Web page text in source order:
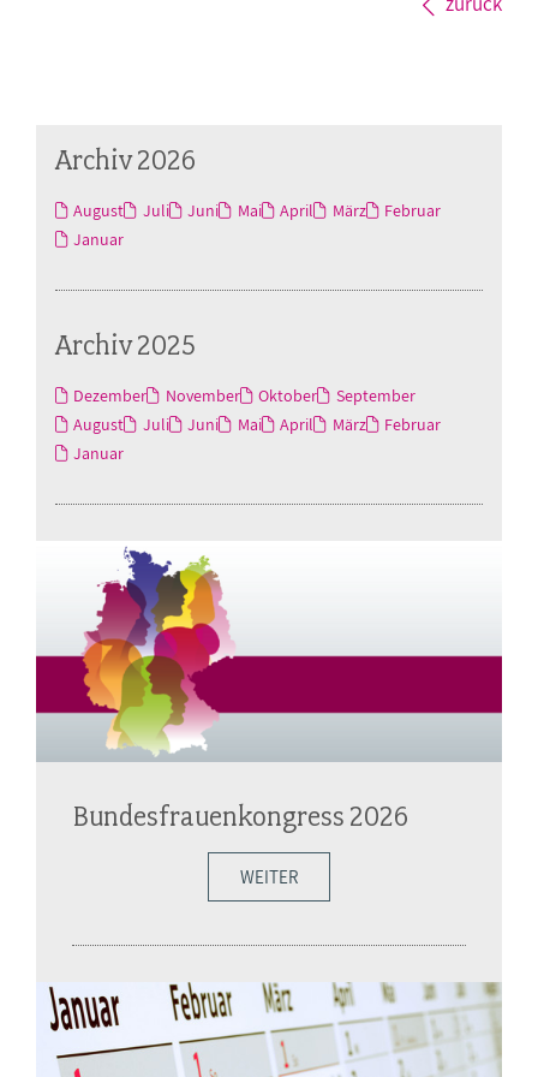
Archiv 2026
August Juli Juni Mai April März
Februar
Januar
Archiv 2025
Dezember November Oktober
September
August
Juli Juni Mai April März
Februar
Januar
Bundesfrauenkongress 2026
WEITER